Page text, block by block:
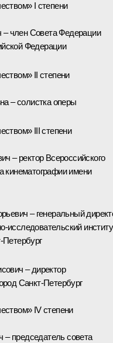
I степени
член Совета Федерации
Федерации
II степени
– солистка оперы
III степени
ректор Всероссийского
кинематографии имени
– генеральный
исследовательский
Петербург
– директор
Санкт-Петербург
IV степени
председатель совета